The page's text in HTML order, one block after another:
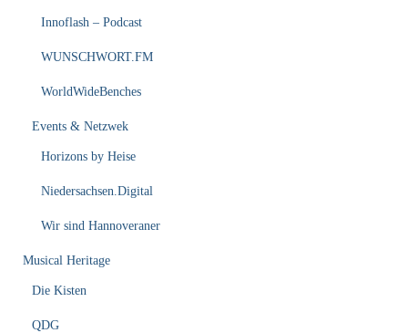
Innoflash – Podcast
WUNSCHWORT.FM
WorldWideBenches
Events & Netzwek
Horizons by Heise
Niedersachsen.Digital
Wir sind Hannoveraner
Musical Heritage
Die Kisten
QDG